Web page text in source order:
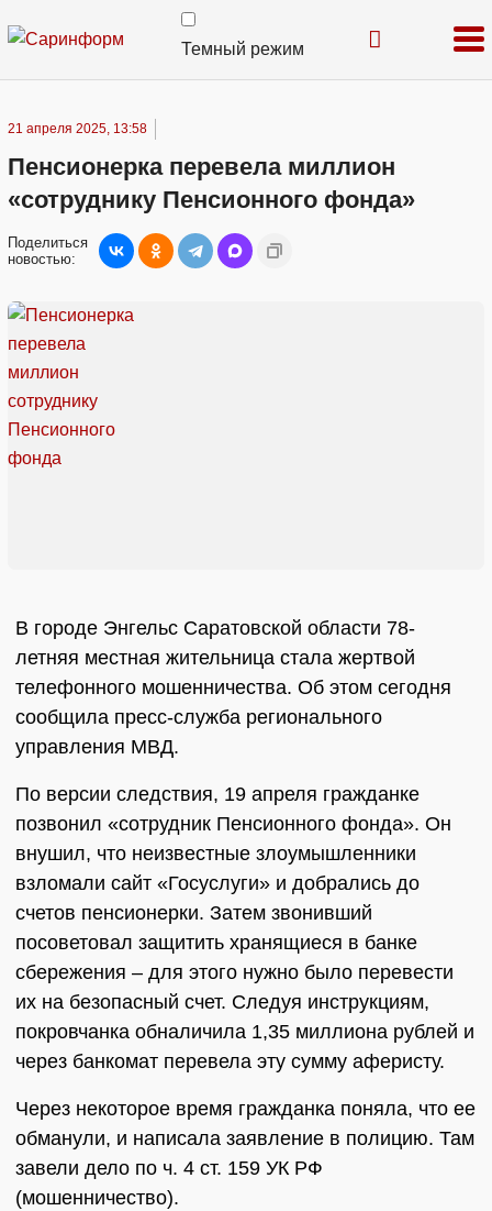
Темный режим
21 апреля 2025, 13:58
Пенсионерка перевела миллион
«сотруднику Пенсионного фонда»
Поделиться
новостью:
В городе Энгельс Саратовской области 78-
летняя местная жительница стала жертвой
телефонного мошенничества. Об этом сегодня
сообщила пресс-служба регионального
управления МВД.
По версии следствия, 19 апреля гражданке
позвонил «сотрудник Пенсионного фонда». Он
внушил, что неизвестные злоумышленники
взломали сайт «Госуслуги» и добрались до
счетов пенсионерки. Затем звонивший
посоветовал защитить хранящиеся в банке
сбережения – для этого нужно было перевести
их на безопасный счет. Следуя инструкциям,
покровчанка обналичила 1,35 миллиона рублей и
через банкомат перевела эту сумму аферисту.
Через некоторое время гражданка поняла, что ее
обманули, и написала заявление в полицию. Там
завели дело по ч. 4 ст. 159 УК РФ
(мошенничество).